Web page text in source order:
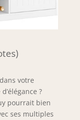
votre
?
pourrait bien
ses multiples